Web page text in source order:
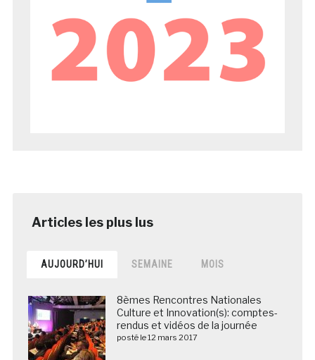
AUJOURD’HUI SEMAINE MOIS
8èmes Rencontres Nationales
Culture et Innovation(s): comptes-
rendus et vidéos de la journée
posté le 12 mars 2017